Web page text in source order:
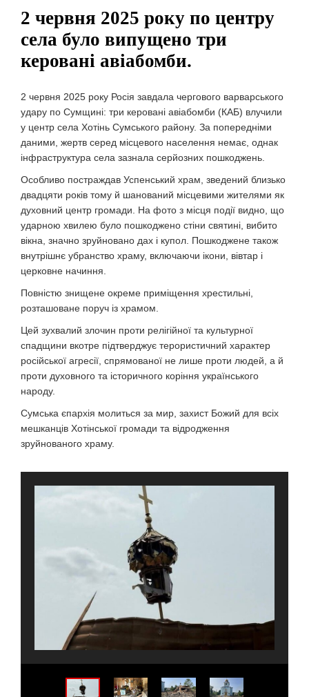
2 червня 2025 року по центру
села було випущено три
керовані авіабомби.
2 червня 2025 року Росія завдала чергового варварського
удару по Сумщині: три керовані авіабомби (КАБ) влучили
у центр села Хотінь Сумського району. За попередніми
даними, жертв серед місцевого населення немає, однак
інфраструктура села зазнала серйозних пошкоджень.
Особливо постраждав Успенський храм, зведений близько
двадцяти років тому й шанований місцевими жителями як
духовний центр громади. На фото з місця події видно, що
ударною хвилею було пошкоджено стіни святині, вибито
вікна, значно зруйновано дах і купол. Пошкоджене також
внутрішнє убранство храму, включаючи ікони, вівтар і
церковне начиння.
Повністю знищене окреме приміщення хрестильні,
розташоване поруч із храмом.
Цей зухвалий злочин проти релігійної та культурної
спадщини вкотре підтверджує терористичний характер
російської агресії, спрямованої не лише проти людей, а й
проти духовного та історичного коріння українського
народу.
Сумська єпархія молиться за мир, захист Божий для всіх
мешканців Хотінської громади та відродження
зруйнованого храму.